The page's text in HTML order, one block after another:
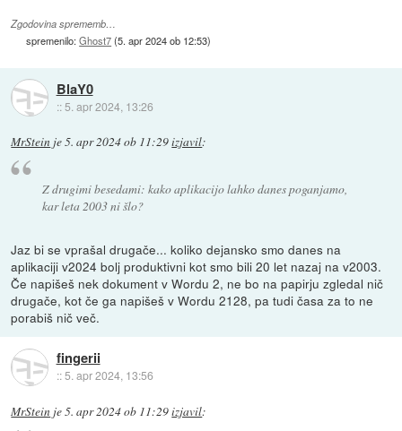
Zgodovina sprememb…
spremenilo:Ghost7(5. apr 2024 ob 12:53)
BlaY0
:: 5. apr 2024, 13:26
MrStein je5. apr 2024 ob 11:29izjavil:
Z drugimi besedami: kako aplikacijo lahko danes poganjamo,
kar leta 2003 ni šlo?
Jaz bi se vprašal drugače... koliko dejansko smo danes na
aplikaciji v2024 bolj produktivni kot smo bili 20 let nazaj na v2003.
Če napišeš nek dokument v Wordu 2, ne bo na papirju zgledal nič
drugače, kot če ga napišeš v Wordu 2128, pa tudi časa za to ne
porabiš nič več.
fingerii
::5. apr 2024, 13:56
MrStein je5. apr 2024 ob 11:29izjavil: